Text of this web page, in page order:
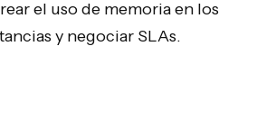
el uso de memoria en los
y negociar SLAs.